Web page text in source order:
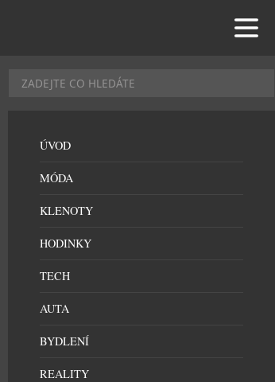
ÚVOD
MÓDA
KLENOTY
HODINKY
TECH
AUTA
BYDLENÍ
REALITY